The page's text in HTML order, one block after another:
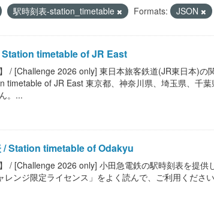
駅時刻表-station_timetable Formats: JSON
Station timetable of JR East
/ [Challenge 2026 only] 東日本旅客鉄道(JR東日本)
timetable of JR East 東京都、神奈川県、埼玉県、千
。...
/ Station timetable of Odakyu
/ [Challenge 2026 only] 小田急電鉄の駅時刻表を提
レンジ限定ライセンス」をよく読んで、ご利用くださ